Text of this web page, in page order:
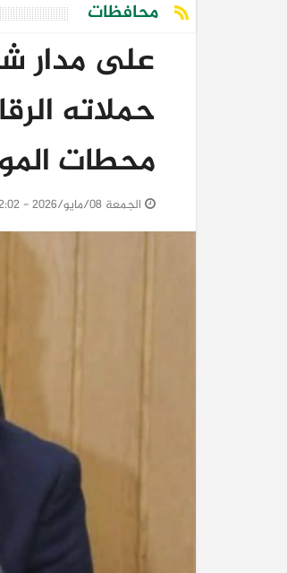
محافظات
على مدار
حملاته
محطات
الجمعة 08/مايو/2026 - 02:02 م